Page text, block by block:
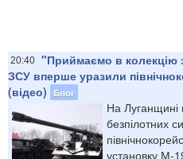
20:40 "Приймаємо в колекцію
ЗСУ вперше уразили
(відео)
Блог
На Луганщині
безпілотних
установку М-